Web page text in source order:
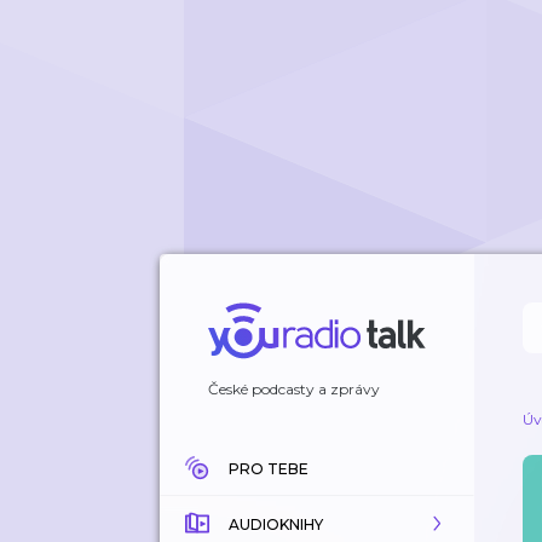
České podcasty a zprávy
PRO TEBE
AUDIOKNIHY